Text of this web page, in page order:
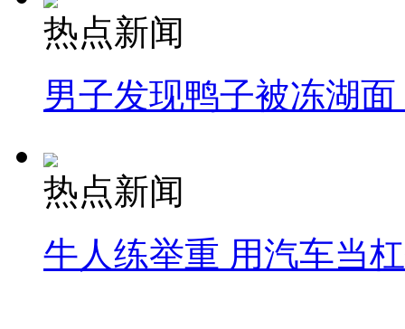
热点新闻
男子发现鸭子被冻湖
热点新闻
牛人练举重 用汽车当